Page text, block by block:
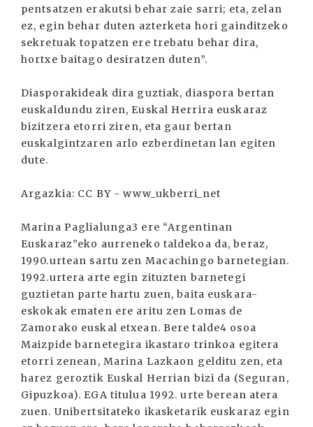
pentsatzen erakutsi behar zaie sarri; eta, zelan
ez, egin behar duten azterketa hori gainditzeko
sekretuak topatzen ere trebatu behar dira,
hortxe baitago desiratzen duten”.
Diasporakideak dira guztiak, diaspora bertan
euskaldundu ziren, Euskal Herrira euskaraz
bizitzera etorri ziren, eta gaur bertan
euskalgintzaren arlo ezberdinetan lan egiten
dute.
Argazkia: CC BY - www_ukberri_net
Marina Paglialunga3 ere “Argentinan
Euskaraz”eko aurreneko taldekoa da, beraz,
1990.urtean sartu zen Macachingo barnetegian.
1992.urtera arte egin zituzten barnetegi
guztietan parte hartu zuen, baita euskara-
eskokak ematen ere aritu zen Lomas de
Zamorako euskal etxean. Bere talde4 osoa
Maizpide barnetegira ikastaro trinkoa egitera
etorri zenean, Marina Lazkaon gelditu zen, eta
harez geroztik Euskal Herrian bizi da (Seguran,
Gipuzkoa). EGA titulua 1992. urte berean atera
zuen. Unibertsitateko ikasketarik euskaraz egin